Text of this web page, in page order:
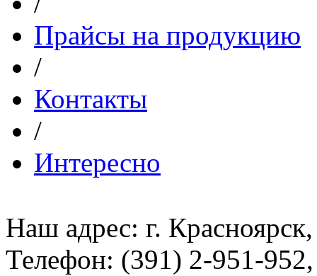
Прайсы на продукцию
/
Контакты
/
Интересно
Наш адрес: г.
Телефон: (391) 2-951-